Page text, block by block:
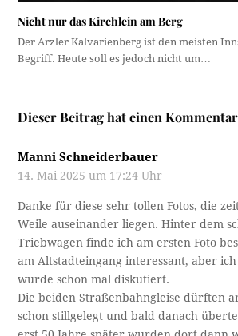
Nicht nur das Kirchlein am Berg
Der Arzler Kalvarienberg ist den meisten
Begriff. Heute soll es jedoch nicht um…
Dieser Beitrag hat einen Kommentar
Manni Schneiderbauer
14. Mai 2025 um 17:24 Uhr
Danke für diese sehr tollen Fotos, die
Weile auseinander liegen. Hinter dem
Triebwagen finde ich am ersten Foto
am Altstadteingang interessant, aber
wurde schon mal diskutiert.
Die beiden Straßenbahngleise dürften
schon stillgelegt und bald danach